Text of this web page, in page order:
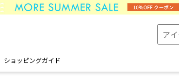
ショッピングガイド